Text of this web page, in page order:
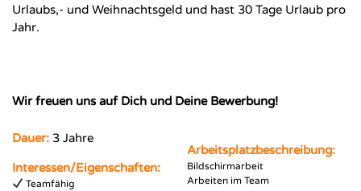
Urlaubs,- und Weihnachtsgeld und hast 30 Tage Urlaub pro
Jahr.
Wir freuen uns auf Dich und Deine Bewerbung!
Arbeitsplatzbeschreibung:
Bildschirmarbeit
Arbeiten im Team
Dauer: 3 Jahre
Interessen/Eigenschaften:
Teamfähig